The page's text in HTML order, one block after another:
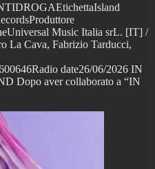
Music Italia srL. [IT] /
La Cava, Fabrizio Tarducci,
date26/06/2026 IN
Dopo aver collaborato a “IN